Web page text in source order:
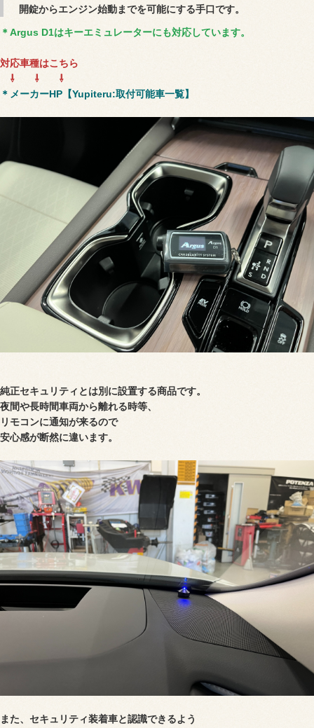
開錠からエンジン始動までを可能にする手口です。
＊Argus D1はキーエミュレーターにも対応しています。
対応車種はこちら
⇩ ⇩ ⇩
＊メーカーHP【Yupiteru:取付可能車一覧】
純正セキュリティとは別に設置する商品です。
夜間や長時間車両から離れる時等、
リモコンに通知が来るので
安心感が断然に違います。
また、セキュリティ装着車と認識できるよう